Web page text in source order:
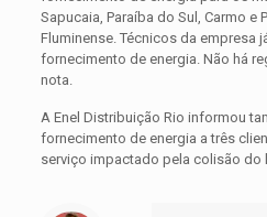
Sapucaia, Paraíba do Sul, Carmo e
Fluminense. Técnicos da empresa
fornecimento de energia. Não há
nota.
A Enel Distribuição Rio informou
fornecimento de energia a três
serviço impactado pela colisão do